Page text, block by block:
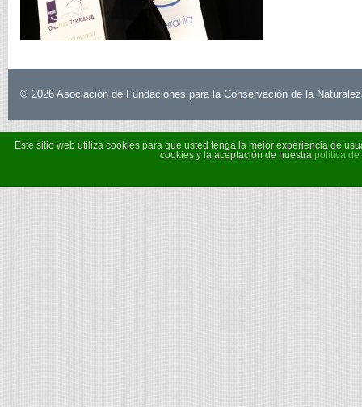
© 2026 Asociación de Fundaciones para la Conservación de la
Este sitio web utiliza cookies para que usted tenga la mejor experiencia de
cookies y la aceptación de nuestra política